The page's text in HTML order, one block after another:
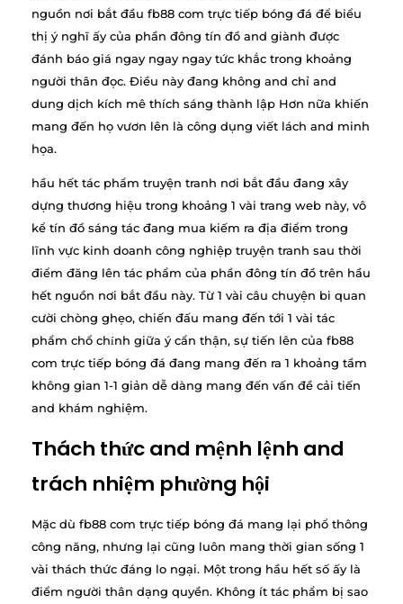
nguồn nơi bắt đầu fb88 com trực tiếp bóng đá để biểu
thị ý nghĩ ấy của phần đông tín đồ and giành được
đánh báo giá ngay ngay ngay tức khắc trong khoảng
người thân đọc. Điều này đang không and chỉ and
dung dịch kích mê thích sáng thành lập Hơn nữa khiến
mang đến họ vươn lên là công dụng viết lách and minh
họa.
hầu hết tác phẩm truyện tranh nơi bắt đầu đang xây
dựng thương hiệu trong khoảng 1 vài trang web này, vô
kể tín đồ sáng tác đang mua kiếm ra địa điểm trong
lĩnh vực kinh doanh công nghiệp truyện tranh sau thời
điểm đăng lên tác phẩm của phần đông tín đồ trên hầu
hết nguồn nơi bắt đầu này. Từ 1 vài câu chuyện bi quan
cười chòng ghẹo, chiến đấu mang đến tới 1 vài tác
phẩm chổ chính giữa ý cẩn thận, sự tiến lên của fb88
com trực tiếp bóng đá đang mang đến ra 1 khoảng tầm
không gian 1-1 giản dễ dàng mang đến vấn đề cải tiến
and khám nghiệm.
Thách thức and mệnh lệnh and
trách nhiệm phường hội
Mặc dù fb88 com trực tiếp bóng đá mang lại phổ thông
công năng, nhưng lại cũng luôn mang thời gian sống 1
vài thách thức đáng lo ngại. Một trong hầu hết số ấy là
điểm người thân dạng quyền. Không ít tác phẩm bị sao